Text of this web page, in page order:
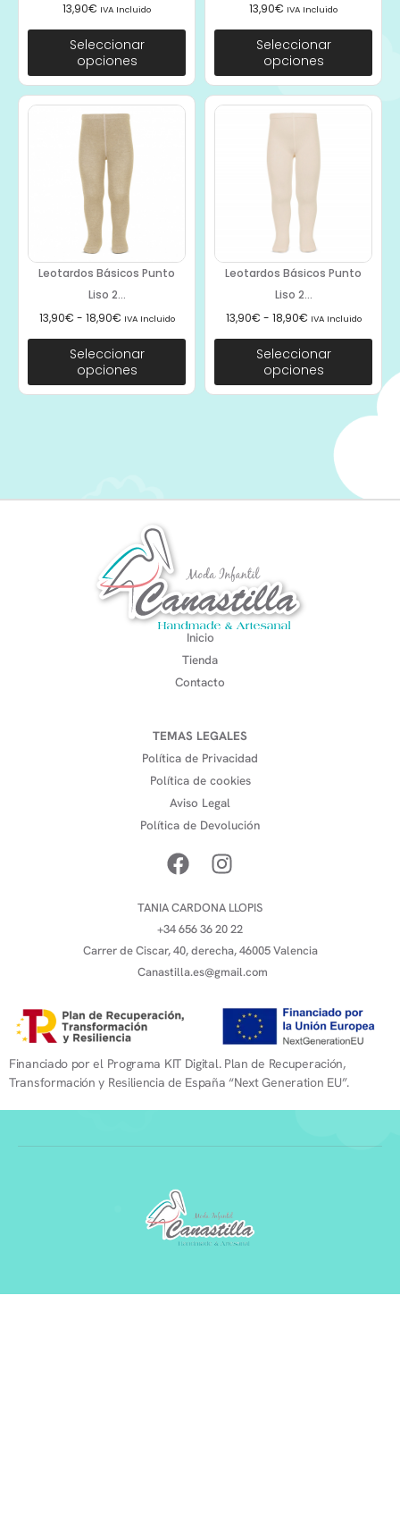
13,90€ IVA Incluido
Seleccionar
opciones
13,90€ IVA Incluido
Seleccionar
opciones
Leotardos Básicos Punto
Liso 2...
13,90€ - 18,90€ IVA Incluido
Seleccionar
opciones
Leotardos Básicos Punto
Liso 2...
13,90€ - 18,90€ IVA Incluido
Seleccionar
opciones
Inicio
Tienda
Contacto
TEMAS LEGALES
Política de Privacidad
Política de cookies
Aviso Legal
Política de Devolución
TANIA CARDONA LLOPIS
+34 656 36 20 22
Carrer de Ciscar, 40, derecha, 46005 Valencia
Canastilla.es@gmail.com
Financiado por el Programa KIT Digital. Plan de Recuperación,
Transformación y Resiliencia de España “Next Generation EU”.